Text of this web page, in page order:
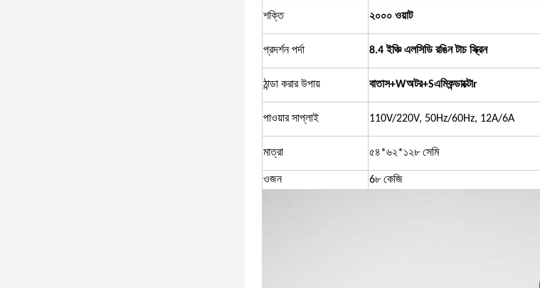
শক্তি ২০০০ ওয়াট
প্রদর্শন পর্দা 8.4 ইঞ্চি এলসিডি রঙিন টাচ স্ক্রিন
ঠান্ডা করার উপায় বাতাস+Wঅটর+Sএমিকন্ডাক্টোr
পাওয়ার সাপ্লাই 110V/220V, 50Hz/60Hz, 12A/6A
মাত্রা ৫৪*৬২*১২৮ সেমি
ওজন 6৮ কেজি